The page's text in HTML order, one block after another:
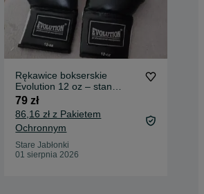
Rękawice bokserskie
Evolution 12 oz – stan
idealny, jak nowe!
79 zł
86,16 zł z Pakietem
Ochronnym
Stare Jabłonki
01 sierpnia 2026